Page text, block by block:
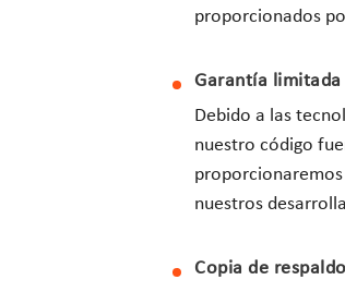
proporcionados
Garantía limitada
Debido a las
nuestro código
nuestros
Copia de respaldo